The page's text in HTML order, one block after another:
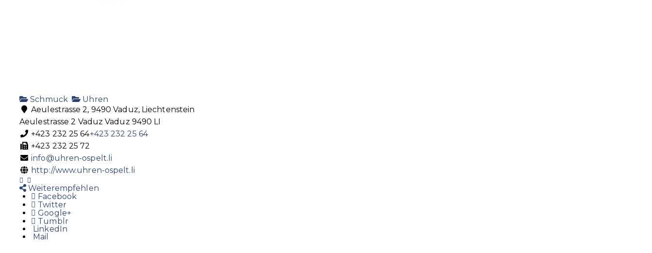
Schmuck
Uhren
Aeulestrasse 2, 9490 Vaduz, Liechtenstein
Aeulestrasse 2 Vaduz Vaduz 9490 LI
+423 232 25 64+423 232 25 64
+423 232 25 72
info@uhren-ospelt.li
http://www.uhren-ospelt.li
Weiterempfehlen
Facebook
Twitter
Google+
Tumblr
LinkedIn
Mail